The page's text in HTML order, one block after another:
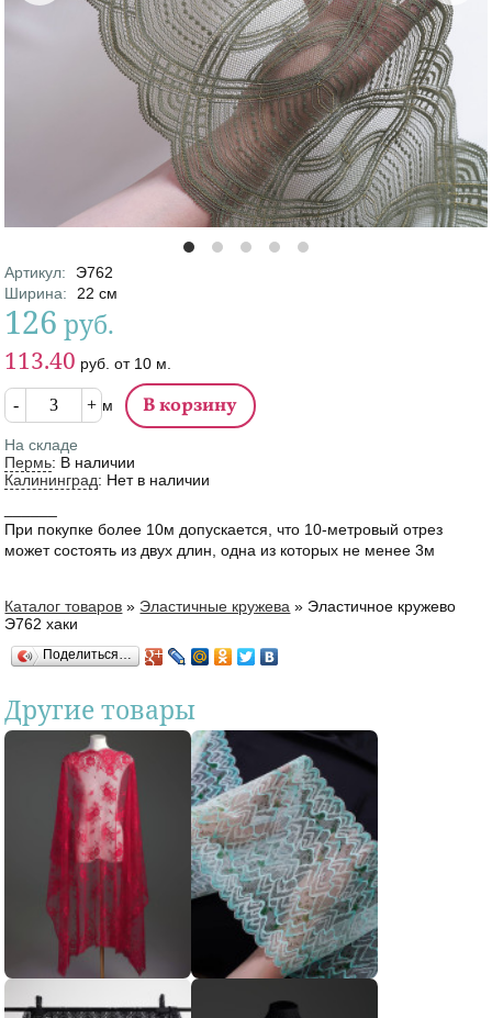
Артикул:
Э762
Характеристики
Ширина: 22 см
Цена
126 руб.
Цена от
113.40 руб. от 10 м.
Кол-во
м
На складе
Пермь: В наличии
Калининград: Нет в наличии
При покупке более 10м допускается, что 10-метровый отрез
может состоять из двух длин, одна из которых не менее 3м
Вы здесь
Каталог товаров » Эластичные кружева » Эластичное кружево
Э762 хаки
Поделиться…
Другие товары